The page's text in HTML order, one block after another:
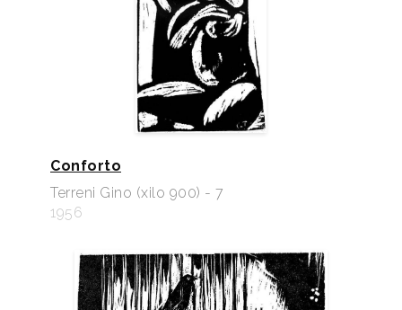
Conforto
Terreni Gino (xilo 900) - 7
1956